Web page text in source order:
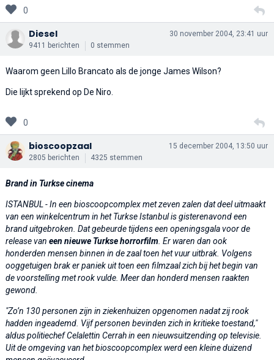
0
Diesel
9411 berichten 0 stemmen
30 november 2004, 23:41 uur
Waarom geen Lillo Brancato als de jonge James Wilson?
Die lijkt sprekend op De Niro.
0
bioscoopzaal
2805 berichten 4325 stemmen
15 december 2004, 13:50 uur
Brand in Turkse cinema
ISTANBUL - In een bioscoopcomplex met zeven zalen dat deel uitmaakt
van een winkelcentrum in het Turkse Istanbul is gisterenavond een
brand uitgebroken. Dat gebeurde tijdens een openingsgala voor de
release van een nieuwe Turkse horrorfilm . Er waren dan ook
honderden mensen binnen in de zaal toen het vuur uitbrak. Volgens
ooggetuigen brak er paniek uit toen een filmzaal zich bij het begin van
de voorstelling met rook vulde. Meer dan honderd mensen raakten
gewond.
"Zo’n 130 personen zijn in ziekenhuizen opgenomen nadat zij rook
hadden ingeademd. Vijf personen bevinden zich in kritieke toestand,"
aldus politiechef Celalettin Cerrah in een nieuwsuitzending op televisie.
Uit de omgeving van het bioscoopcomplex werd een kleine duizend